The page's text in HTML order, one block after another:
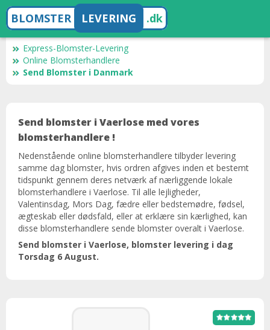
BLOMSTER LEVERING .dk
Express-Blomster-Levering
Online Blomsterhandlere
Send Blomster i Danmark
Send blomster i Vaerlose med vores
blomsterhandlere !
Nedenstående online blomsterhandlere tilbyder levering
samme dag blomster, hvis ordren afgives inden et bestemt
tidspunkt gennem deres netværk af nærliggende lokale
blomsterhandlere i Vaerlose. Til alle lejligheder,
Valentinsdag, Mors Dag, fædre eller bedstemødre, fødsel,
ægteskab eller dødsfald, eller at erklære sin kærlighed, kan
disse blomsterhandlere sende blomster overalt i Vaerlose.
Send blomster i Vaerlose, blomster levering i dag
Torsdag 6 August.